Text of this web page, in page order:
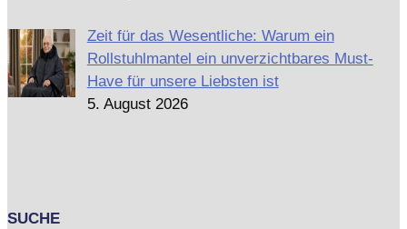
Zeit für das Wesentliche: Warum ein
Rollstuhlmantel ein unverzichtbares Must-
Have für unsere Liebsten ist
5. August 2026
SUCHE